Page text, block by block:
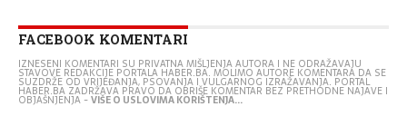
FACEBOOK KOMENTARI
IZNESENI KOMENTARI SU PRIVATNA MIŠLJENJA AUTORA I NE ODRAŽAVAJU
STAVOVE REDAKCIJE PORTALA HABER.BA. MOLIMO AUTORE KOMENTARA DA SE
SUZDRŽE OD VRIJEĐANJA, PSOVANJA I VULGARNOG IZRAŽAVANJA. PORTAL
HABER.BA ZADRŽAVA PRAVO DA OBRIŠE KOMENTAR BEZ PRETHODNE NAJAVE I
OBJAŠNJENJA -VIŠE O USLOVIMA KORIŠTENJA...